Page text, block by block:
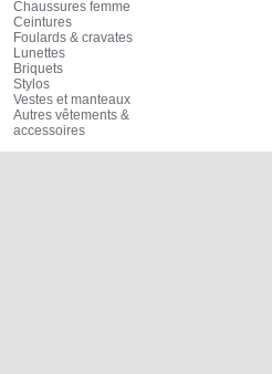
Chaussures femme
Ceintures
Foulards & cravates
Lunettes
Briquets
Stylos
Vestes et manteaux
Autres vêtements &
accessoires